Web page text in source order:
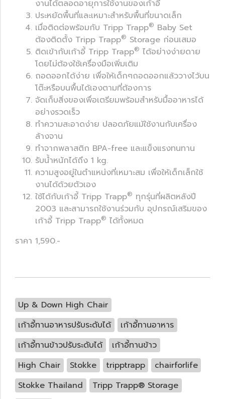
งานได้ตลอดอายุการใช้งานของเก้าอี้
ประหยัดพื้นที่และเหมาะสำหรับพื้นที่ขนาดเล็ก
เมื่อติดต่อพร้อมกับ Tripp Trapp® Baby Set
ต้องติดตั้ง Tripp Trapp® Storage ก่อนเสมอ
ติดเข้ากับเก้าอี้ Tripp Trapp® ได้อย่างง่ายดาย
โดยไม่ต้องใช้เครื่องมือเพิ่มเติม
ถอดออกได้ง่าย เพื่อให้เด็กๆถอดออกแล้ววางไว้บน
โต๊ะหรือบนพื้นได้เองตามที่ต้องการ
จัดเก็บสิ่งของเพื่อเตรียมพร้อมสำหรับมื้ออาหารได้
อย่างรวดเร็ว
ทำความสะอาดง่าย ปลอดภัยแม้ใช้งานกับเครื่อง
ล้างจาน
ทำจากพลาสติก BPA-free และแข็งแรงทนทาน
รับน้ำหนักได้ถึง 1 kg.
ความสูงอยู่ในตำแหน่งที่เหมาะสม เพื่อให้เด็กเล็กใช้
งานได้ด้วยตัวเอง
ใช้ได้กับเก้าอี้ Tripp Trapp® ทุกรุ่นที่ผลิตหลังปี
2003 และสามารถใช้งานร่วมกับ อุปกรณ์เสริมของ
เก้าอี้ Tripp Trapp® ได้ทั้งหมด
ราคา 1,590.-
Up & Down High Chair
เก้าอี้ทานอาหารปรับระดับได้
เก้าอี้ทานอาหาร
เก้าอี้ทานข้าวปรับระดับได้
เก้าอี้ทานข้าว
High Chair
Stokke tripptrapp
chairforlife
Stokke Thailand
Tripp Trapp® Storage